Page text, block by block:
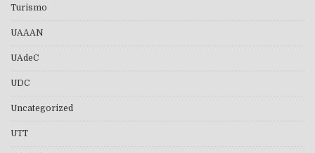
Turismo
UAAAN
UAdeC
UDC
Uncategorized
UTT